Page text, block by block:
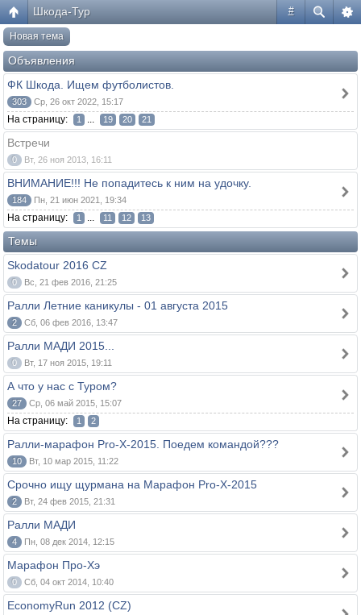
#
Шкода-Тур
Новая тема
Объявления
ФК Шкода. Ищем футболистов.
303 Ср, 26 окт 2022, 15:17
На страницу: 1 ... 19 20 21
Встречи
0 Вт, 26 ноя 2013, 16:11
ВНИМАНИЕ!!! Не попадитесь к ним на удочку.
184 Пн, 21 июн 2021, 19:34
На страницу: 1 ... 11 12 13
Темы
Skodatour 2016 CZ
0 Вс, 21 фев 2016, 21:25
Ралли Летние каникулы - 01 августа 2015
2 Сб, 06 фев 2016, 13:47
Ралли МАДИ 2015...
0 Вт, 17 ноя 2015, 19:11
А что у нас с Туром?
27 Ср, 06 май 2015, 15:07
На страницу: 1 2
Ралли-марафон Pro-X-2015. Поедем командой???
10 Вт, 10 мар 2015, 11:22
Срочно ищу щурмана на Марафон Pro-Х-2015
2 Вт, 24 фев 2015, 21:31
Ралли МАДИ
4 Пн, 08 дек 2014, 12:15
Марафон Про-Хэ
0 Сб, 04 окт 2014, 10:40
EconomyRun 2012 (CZ)